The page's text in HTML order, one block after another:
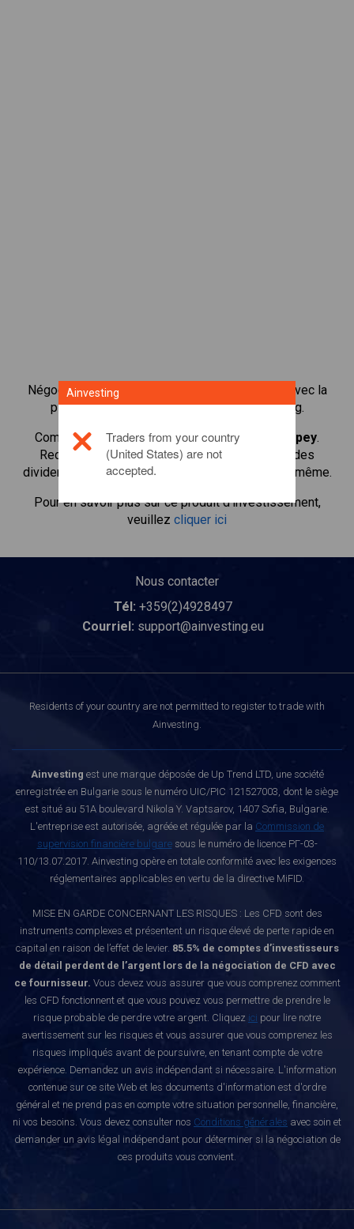
Négocier plus de 1 000 actions internationales avec la
plateforme de négociation CFD de Ainvesting.
Commencer à négocier les CFD enTaylor Wimpey.
Recevoir des cotes en temps réel et recevoir des
dividendes comme si vous déteniez l'action elle-même.
Pour en savoir plus sur ce produit d'investissement,
veuillez cliquer ici
Nous contacter
Tél: +359(2)4928497
Courriel: support@ainvesting.eu
Residents of your country are not permitted to register to trade with
Ainvesting.
Ainvesting est une marque déposée de Up Trend LTD, une société
enregistrée en Bulgarie sous le numéro UIC/PIC 121527003, dont le siège
est situé au 51A boulevard Nikola Y. Vaptsarov, 1407 Sofia, Bulgarie.
L'entreprise est autorisée, agréée et régulée par la Commission de
supervision financière bulgaresous le numéro de licence РГ-03-
110/13.07.2017. Ainvesting opère en totale conformité avec les exigences
réglementaires applicables en vertu de la directive MiFID.
MISE EN GARDE CONCERNANT LES RISQUES : Les CFD sont des
instruments complexes et présentent un risque élevé de perte rapide en
capital en raison de l’effet de levier. 85.5% de comptes d’investisseurs
de détail perdent de l’argent lors de la négociation de CFD avec
ce fournisseur. Vous devez vous assurer que vous comprenez comment
les CFD fonctionnent et que vous pouvez vous permettre de prendre le
risque probable de perdre votre argent. Cliquez ici pour lire notre
avertissement sur les risques et vous assurer que vous comprenez les
risques impliqués avant de poursuivre, en tenant compte de votre
expérience. Demandez un avis indépendant si nécessaire. L'information
contenue sur ce site Web et les documents d'information est d'ordre
général et ne prend pas en compte votre situation personnelle, financière,
ni vos besoins. Vous devez consulter nos Conditions générales avec soin et
demander un avis légal indépendant pour déterminer si la négociation de
ces produits vous convient.
Ainvesting
Traders from your country
(United States) are not
accepted.